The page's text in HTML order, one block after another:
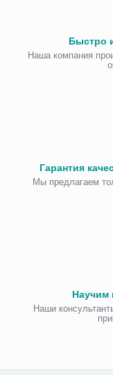
Быстро
Наша компания
Гарантия
Мы предлагаем
Научим
Наши